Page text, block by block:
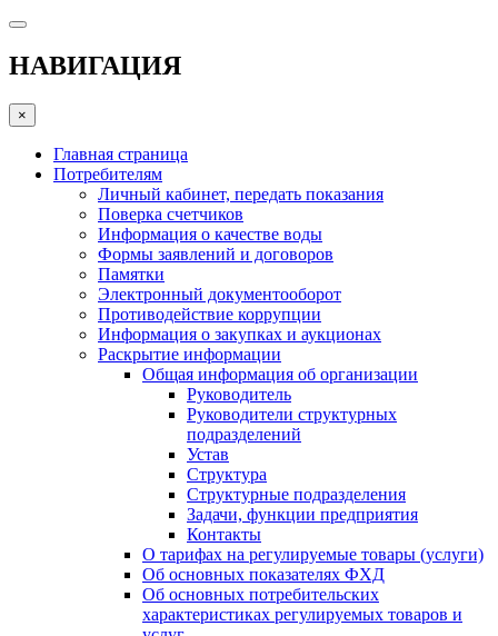
НАВИГАЦИЯ
×
Главная страница
Потребителям
Личный кабинет, передать показания
Поверка счетчиков
Информация о качестве воды
Формы заявлений и договоров
Памятки
Электронный документооборот
Противодействие коррупции
Информация о закупках и аукционах
Раскрытие информации
Общая информация об организации
Руководитель
Руководители структурных
подразделений
Устав
Структура
Структурные подразделения
Задачи, функции предприятия
Контакты
О тарифах на регулируемые товары (услуги)
Об основных показателях ФХД
Об основных потребительских
характеристиках регулируемых товаров и